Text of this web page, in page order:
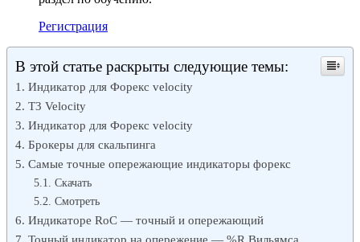
Регистрация
В этой статье раскрыты следующие темы:
Индикатор для Форекс velocity
T3 Velocity
Индикатор для Форекс velocity
Брокеры для скальпинга
Самые точные опережающие индикаторы форекс
Скачать
Смотреть
Индикаторе RoC — точный и опережающий
Точный индикатор на опережение — %R Вильямса